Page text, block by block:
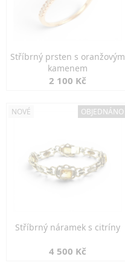
Stříbrný prsten s oranžovým
kamenem
2 100 Kč
NOVÉ OBJEDNÁNO
Stříbrný náramek s citríny
4 500 Kč